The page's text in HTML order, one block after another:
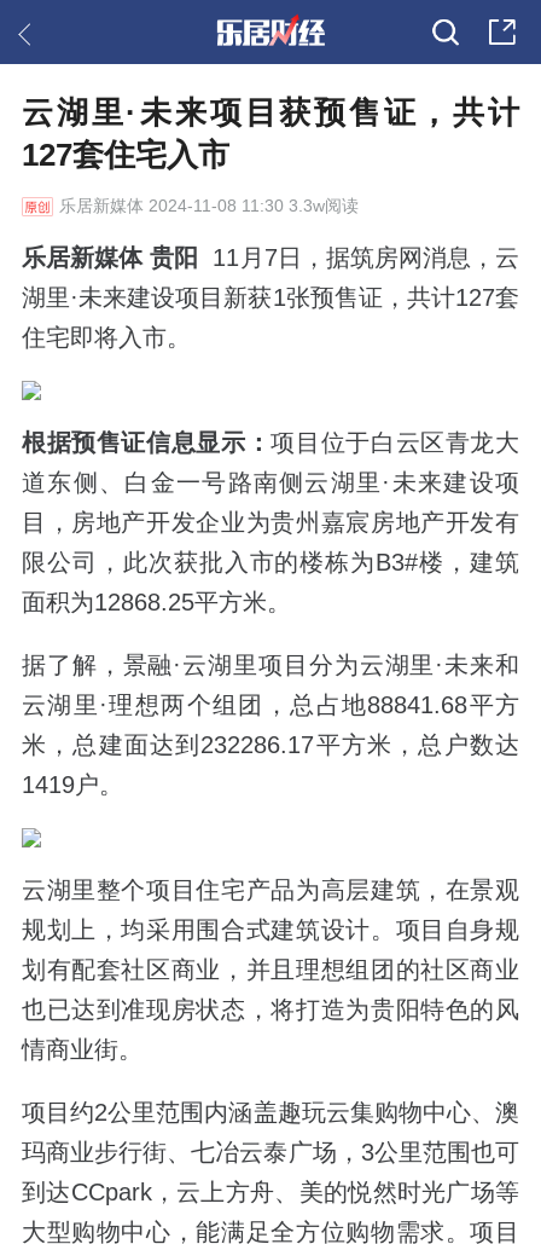
云湖里·未来项目获预售证，共计
127​套住宅入市
乐居新媒体 2024-11-08 11:30 3.3w阅读
乐居新媒体 贵阳
11月7日，据筑房网消息，云
湖里·未来建设项目新获1张预售证，共计127套
住宅即将入市。
根据预售证信息显示：项目位于白云区青龙大
道东侧、白金一号路南侧云湖里·未来建设项
目，房地产开发企业为贵州嘉宸房地产开发有
限公司，此次获批入市的楼栋为B3#楼，建筑
面积为12868.25平方米。
据了解，景融·云湖里项目分为云湖里·未来和
云湖里·理想两个组团，总占地88841.68平方
米，总建面达到232286.17平方米，总户数达
1419户。
云湖里整个项目住宅产品为高层建筑，在景观
规划上，均采用围合式建筑设计。项目自身规
划有配套社区商业，并且理想组团的社区商业
也已达到准现房状态，将打造为贵阳特色的风
情商业街。
项目约2公里范围内涵盖趣玩云集购物中心、澳
玛商业步行街、七冶云泰广场，3公里范围也可
到达CCpark，云上方舟、美的悦然时光广场等
大型购物中心，能满足全方位购物需求。项目